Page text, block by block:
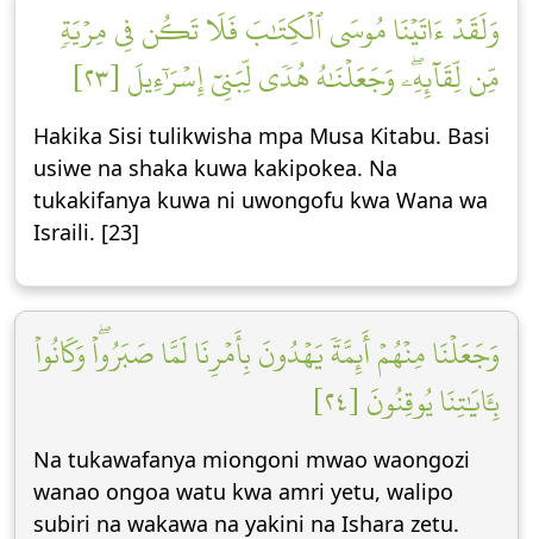
وَلَقَدۡ ءَاتَيۡنَا مُوسَى ٱلۡكِتَٰبَ فَلَا تَكُن فِي مِرۡيَةٖ
مِّن لِّقَآئِهِۦۖ وَجَعَلۡنَٰهُ هُدٗى لِّبَنِيٓ إِسۡرَٰٓءِيلَ [٢٣]
Hakika Sisi tulikwisha mpa Musa Kitabu. Basi
usiwe na shaka kuwa kakipokea. Na
tukakifanya kuwa ni uwongofu kwa Wana wa
Israili. [23]
وَجَعَلۡنَا مِنۡهُمۡ أَئِمَّةٗ يَهۡدُونَ بِأَمۡرِنَا لَمَّا صَبَرُواْۖ وَكَانُواْ
بِـَٔايَٰتِنَا يُوقِنُونَ [٢٤]
Na tukawafanya miongoni mwao waongozi
wanao ongoa watu kwa amri yetu, walipo
subiri na wakawa na yakini na Ishara zetu.